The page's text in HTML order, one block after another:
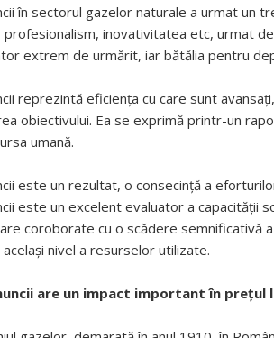
în sectorul gazelor naturale a urmat un
inovativitatea etc, urmat
extrem de urmărit, iar bătălia pentru
reprezintă eficienţa cu care sunt
obiectivului. Ea se exprimă printr-un
umană.
este un rezultat, o consecinţă a
este un excelent evaluator a capacităţii
coroborate cu o scădere semnificativă
nivel a resurselor utilizate.
are un impact important în prețul